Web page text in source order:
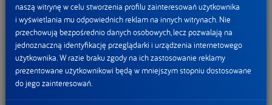
Danonki
15.01.2018
naszą witrynę w celu stworzenia profilu zainteresowań użytkownika
i wyświetlania mu odpowiednich reklam na innych witrynach. Nie
przechowują bezpośrednio danych osobowych, lecz pozwalają na
jednoznaczną identyfikację przeglądarki i urządzenia internetowego
użytkownika. W razie braku zgody na ich zastosowanie reklamy
prezentowane użytkownikowi będą w mniejszym stopniu dostosowane
do jego zainteresowań.